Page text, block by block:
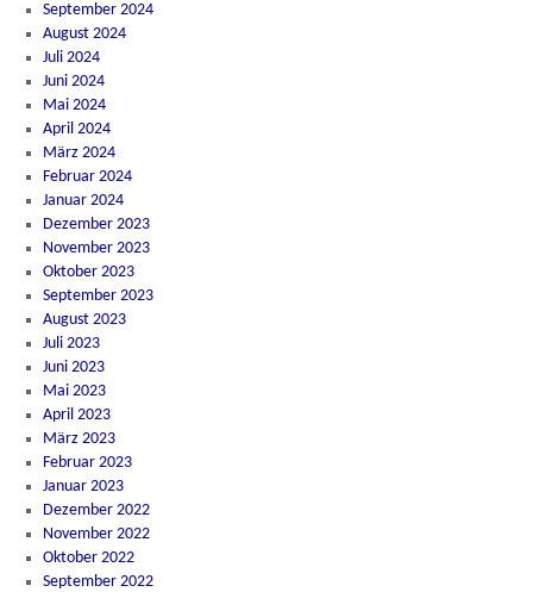
September 2024
August 2024
Juli 2024
Juni 2024
Mai 2024
April 2024
März 2024
Februar 2024
Januar 2024
Dezember 2023
November 2023
Oktober 2023
September 2023
August 2023
Juli 2023
Juni 2023
Mai 2023
April 2023
März 2023
Februar 2023
Januar 2023
Dezember 2022
November 2022
Oktober 2022
September 2022